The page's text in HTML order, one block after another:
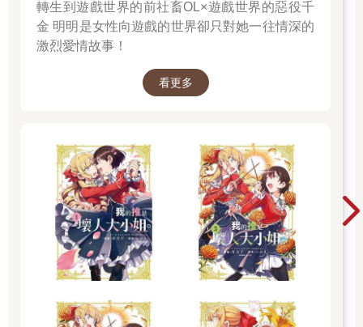
轉生到遊戲世界的前社畜OL×遊戲世界的惡役千
金 明明是女性向遊戲的世界卻只對她一往情深的
激烈愛情故事！
看更多